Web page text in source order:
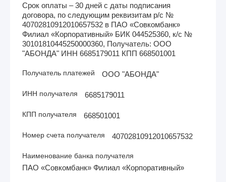
Срок оплаты – 30 дней с даты подписания
договора, по следующим реквизитам р/с №
40702810912010657532 в ПАО «Совкомбанк»
Филиал «Корпоративный» БИК 044525360, к/с №
30101810445250000360, Получатель: ООО
"АБОНДА" ИНН 6685179011 КПП 668501001
Получатель платежей ООО "АБОНДА"
ИНН получателя 6685179011
КПП получателя 668501001
Номер счета получателя 40702810912010657532
Наименование банка получателя
ПАО «Совкомбанк» Филиал «Корпоративный»